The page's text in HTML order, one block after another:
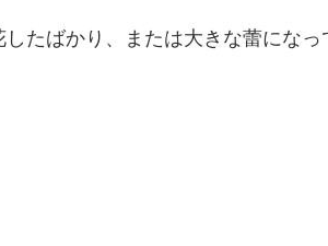
したばかり、または大きな蕾にな